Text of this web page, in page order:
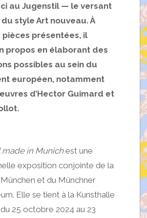
au Jugenstil — le versant
style Art nouveau.À
présentées, il
propos en élaborant des
possibles au sein du
européen, notamment
d’Hector Guimard et
in Munichest une
exposition conjointe de la
et du Münchner
Elle se tient à la Kunsthalle
25 octobre 2024 au 23